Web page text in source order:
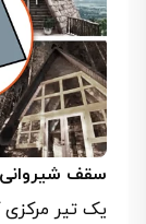
سقف
یک تیر مرکزی